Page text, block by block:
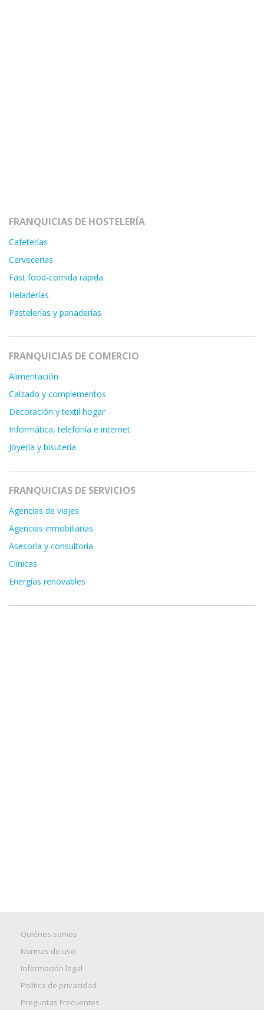
FRANQUICIAS DE HOSTELERÍA
Cafeterías
Cervecerías
Fast food-comida rápida
Heladerías
Pastelerías y panaderías
FRANQUICIAS DE COMERCIO
Alimentación
Calzado y complementos
Decoración y textil hogar
Informática, telefonía e internet
Joyería y bisutería
FRANQUICIAS DE SERVICIOS
Agencias de viajes
Agencias inmobiliarias
Asesoría y consultoría
Clínicas
Energías renovables
Quiénes somos
Normas de uso
Información legal
Política de privacidad
Preguntas Frecuentes